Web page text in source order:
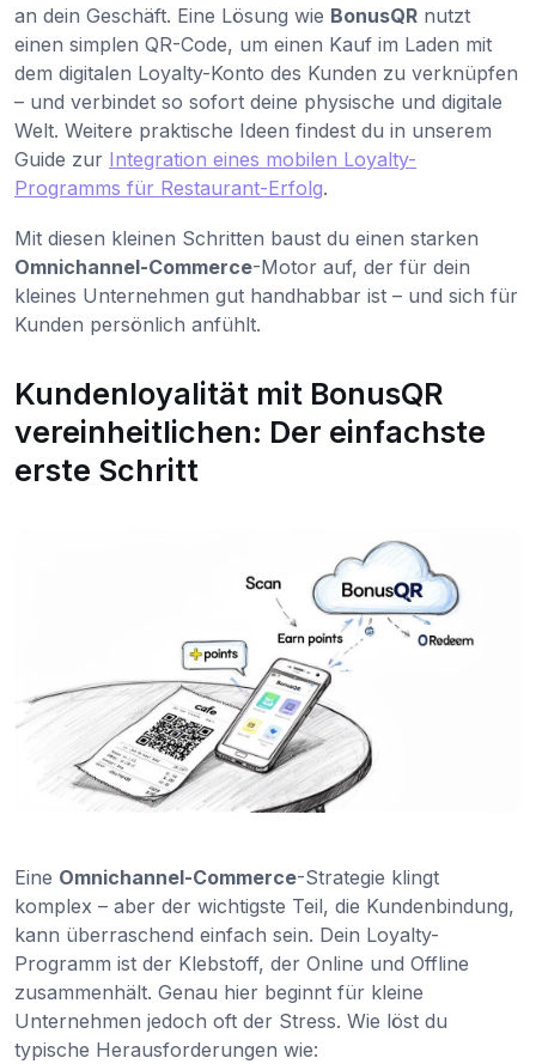
an dein Geschäft. Eine Lösung wie BonusQR nutzt
einen simplen QR-Code, um einen Kauf im Laden mit
dem digitalen Loyalty-Konto des Kunden zu verknüpfen
– und verbindet so sofort deine physische und digitale
Welt. Weitere praktische Ideen findest du in unserem
Guide zur Integration eines mobilen Loyalty-
Programms für Restaurant-Erfolg.
Mit diesen kleinen Schritten baust du einen starken
Omnichannel-Commerce-Motor auf, der für dein
kleines Unternehmen gut handhabbar ist – und sich für
Kunden persönlich anfühlt.
Kundenloyalität mit BonusQR
vereinheitlichen: Der einfachste
erste Schritt
Eine Omnichannel-Commerce-Strategie klingt
komplex – aber der wichtigste Teil, die Kundenbindung,
kann überraschend einfach sein. Dein Loyalty-
Programm ist der Klebstoff, der Online und Offline
zusammenhält. Genau hier beginnt für kleine
Unternehmen jedoch oft der Stress. Wie löst du
typische Herausforderungen wie: